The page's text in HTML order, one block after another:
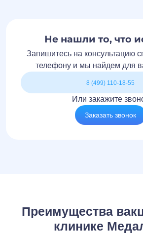
Не нашли то, что
Запишитесь на консультацию
телефону и мы найдем для
8 (499) 110-18-55
Или закажите
Заказать звонок
Преимущества
клинике